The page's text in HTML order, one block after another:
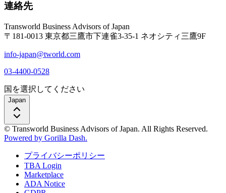
連絡先
Transworld Business Advisors of Japan
〒181-0013 東京都三鷹市下連雀3-35-1 ネオシティ三鷹9F
info-japan@tworld.com
03-4400-0528
国を選択してください
Japan
© Transworld Business Advisors of Japan. All Rights Reserved.
Powered by Gorilla Dash.
プライバシーポリシー
TBA Login
Marketplace
ADA Notice